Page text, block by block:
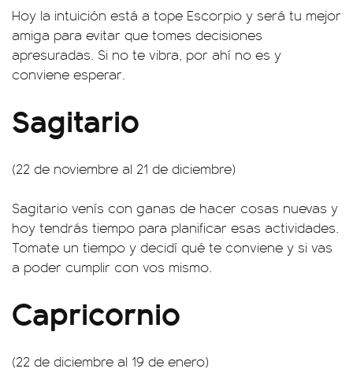
Hoy la intuición está a tope Escorpio y será tu mejor
amiga para evitar que tomes decisiones
apresuradas. Si no te vibra, por ahí no es y
conviene esperar.
Sagitario
(22 de noviembre al 21 de diciembre)
Sagitario venís con ganas de hacer cosas nuevas y
hoy tendrás tiempo para planificar esas actividades.
Tomate un tiempo y decidí qué te conviene y si vas
a poder cumplir con vos mismo.
Capricornio
(22 de diciembre al 19 de enero)